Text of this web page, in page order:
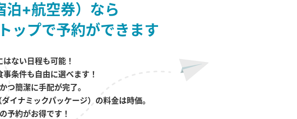
泊+航空券）なら
ップで予約ができます
ない日程も可能！
条件も自由に選べます！
つ簡潔に手配が完了。
イナミックパッケージ）の料金は時価。
予約がお得です！